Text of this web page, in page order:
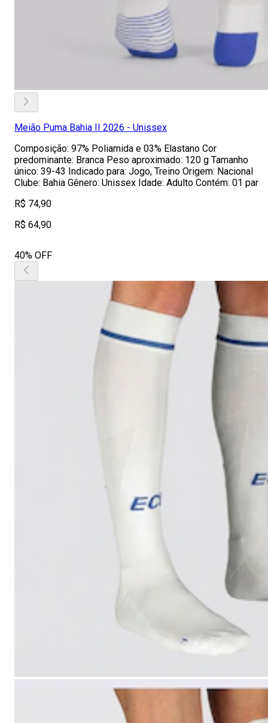
Meião Puma Bahia II 2026 - Unissex
Composição: 97% Poliamida e 03% Elastano Cor
predominante: Branca Peso aproximado: 120 g Tamanho
único: 39-43 Indicado para: Jogo, Treino Origem: Nacional
Clube: Bahia Gênero: Unissex Idade: Adulto Contém: 01 par
R$ 74,90
R$ 64,90
40% OFF